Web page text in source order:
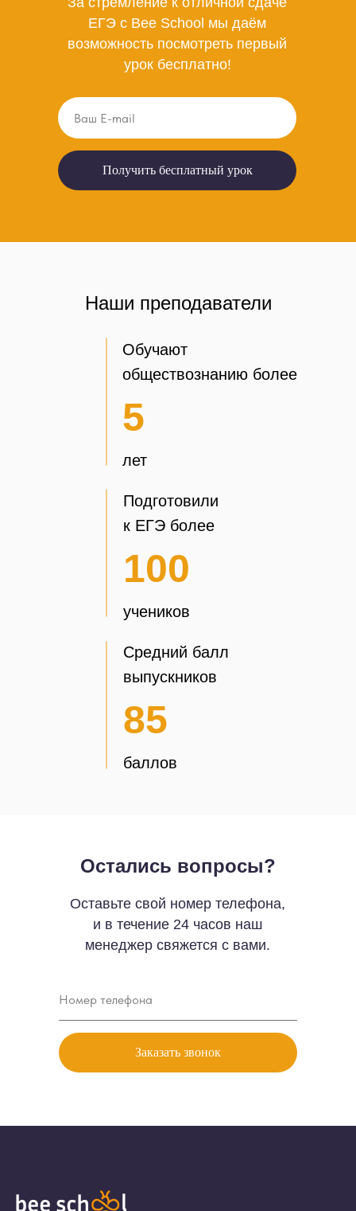
ЕГЭ с Bee School мы даём
возможность посмотреть первый
урок бесплатно!
Получить бесплатный урок
Наши преподаватели
Обучают
обществознанию более
лет
5
Подготовили
к ЕГЭ более
учеников
100
Средний балл
выпускников
баллов
85
Остались вопросы?
Оставьте свой номер телефона,
и в течение 24 часов наш
менеджер свяжется с вами.
Заказать звонок